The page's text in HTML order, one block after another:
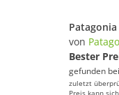
von
Bester
gefunden bei
zuletzt
Preis kann